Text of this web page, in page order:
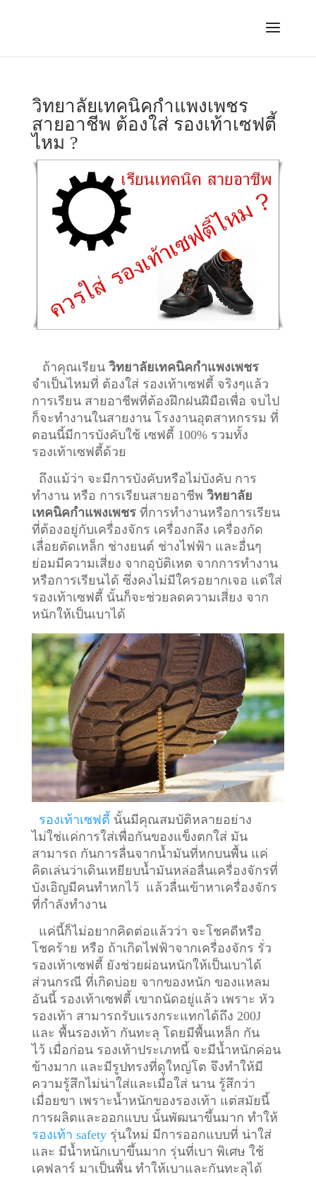
วิทยาลัยเทคนิคกำแพงเพชร
สายอาชีพ ต้องใส่ รองเท้าเซฟตี้
ไหม ?
ถ้าคุณเรียน วิทยาลัยเทคนิคกำแพงเพชร
จำเป็นไหมที่ ต้องใส่ รองเท้าเซฟตี้ จริงๆแล้ว
การเรียน สายอาชีพที่ต้องฝึกฝนฝีมือเพื่อ จบไป
ก็จะทำงานในสายงาน โรงงานอุตสาหกรรม ที่
ตอนนี้มีการบังคับใช้ เซฟตี้ 100% รวมทั้ง
รองเท้าเซฟตี้ด้วย
ถึงแม้ว่า จะมีการบังคับหรือไม่บังคับ การ
ทำงาน หรือ การเรียนสายอาชีพ วิทยาลัย
เทคนิคกำแพงเพชรที่การทำงานหรือการเรียน
ที่ต้องอยู่กับเครื่องจักร เครื่องกลึง เครื่องกัด
เลื่อยตัดเหล็ก ช่างยนต์ ช่างไฟฟ้า และอื่นๆ
ย่อมมีความเสี่ยง จากอุบัติเหต จากการทำงาน
หรือการเรียนได้ ซึ่งคงไม่มีใครอยากเจอ แต่ใส่
รองเท้าเซฟตี้ นั้นก็จะช่วยลดความเสี่ยง จาก
หนักให้เป็นเบาได้
รองเท้าเซฟตี้ นั้นมีคุณสมบัติหลายอย่าง
ไม่ใช่แค่การใส่เพื่อกันของแข็งตกใส่ มัน
สามารถ กันการลื่นจากน้ำมันที่หกบนพื้น แค่
คิดเล่นว่าเดินเหยียบน้ำมันหล่อลื่นเครื่องจักรที่
บังเอิญมีคนทำหกไว้ แล้วลื่นเข้าหาเครื่องจักร
ที่กำลังทำงาน
แค่นี้ก็ไม่อยากคิดต่อแล้วว่า จะโชคดีหรือ
โชคร้าย หรือ ถ้าเกิดไฟฟ้าจากเครื่องจักร รั่ว
รองเท้าเซฟตี้ ยังช่วยผ่อนหนักให้เป็นเบาได้
ส่วนกรณี ที่เกิดบ่อย จากของหนัก ของแหลม
อันนี้ รองเท้าเซฟตี้ เขาถนัดอยู่แล้ว เพราะ หัว
รองเท้า สามารถรับแรงกระแทกได้ถึง 200J
และ พื้นรองเท้า กันทะลุ โดยมีพื้นเหล็ก กัน
ไว้ เมื่อก่อน รองเท้าประเภทนี้ จะมีน้ำหนักค่อน
ข้างมาก และมีรูปทรงที่ดูใหญ่โต จึงทำให้มี
ความรู้สึกไม่น่าใส่และเมื่อใส่ นาน รู้สึกว่า
เมื่อยขา เพราะน้ำหนักของรองเท้า แต่สมัยนี้
การผลิตและออกแบบ นั้นพัฒนาขึ้นมาก ทำให้
รองเท้า safetyรุ่นใหม่ มีการออกแบบที่ น่าใส่
และ มีน้ำหนักเบาขึ้นมาก รุ่นที่เบา พิเศษ ใช้
เคฟลาร์ มาเป็นพื้น ทำให้เบาและกันทะลุได้